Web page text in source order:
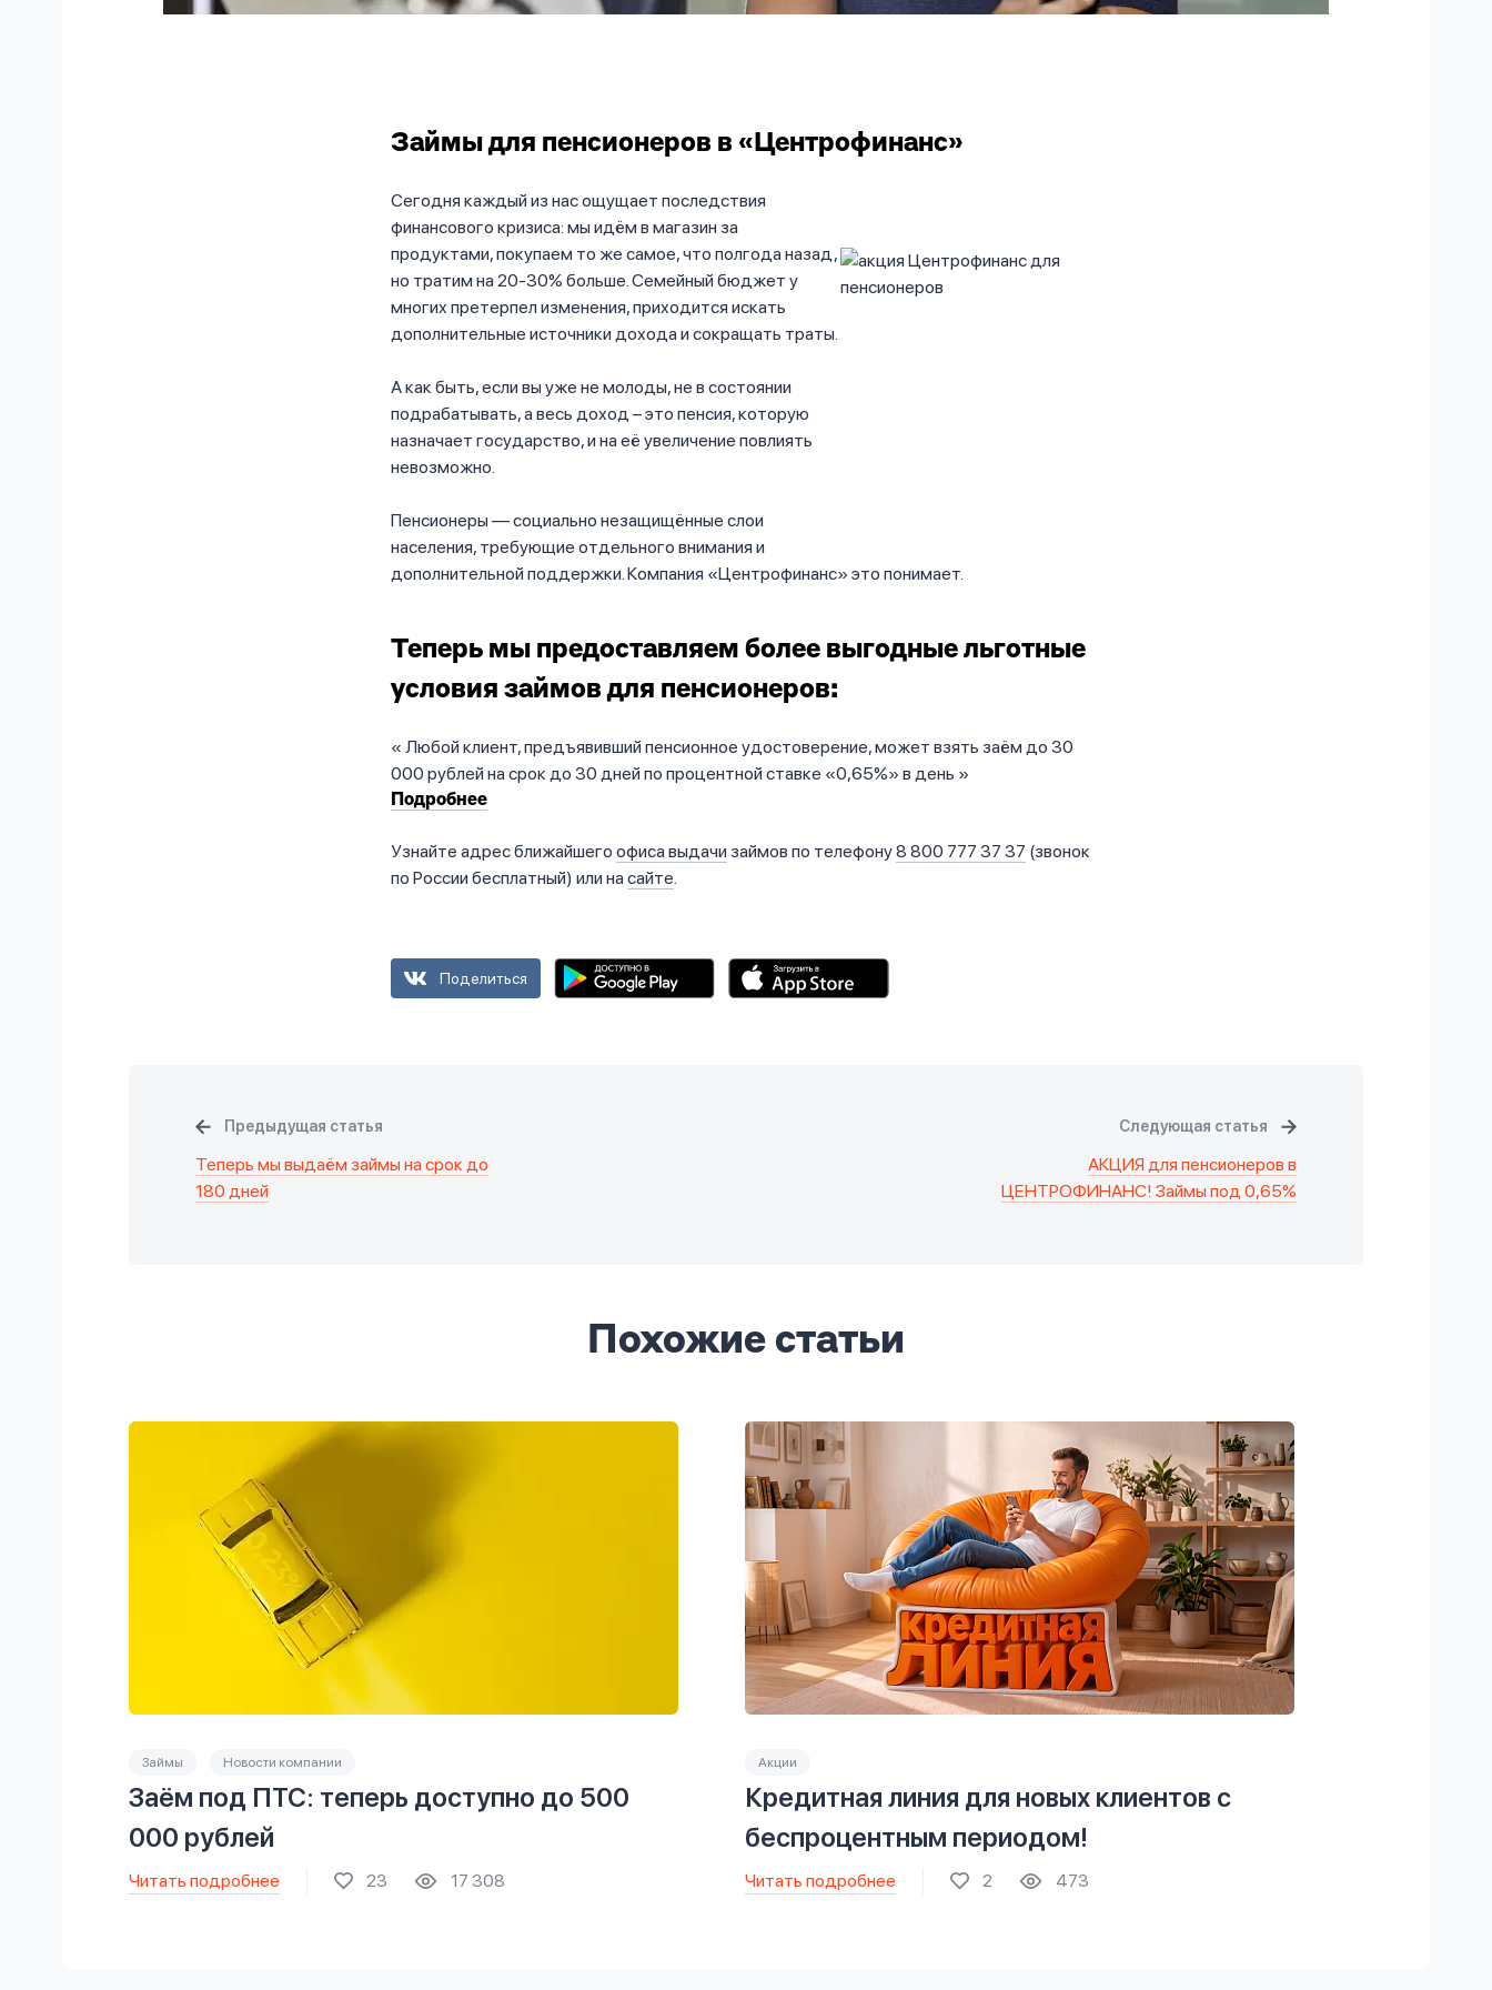
Займы для пенсионеров в «Центрофинанс»
Сегодня каждый из нас ощущает последствия
финансового кризиса: мы идём в магазин за
продуктами, покупаем то же самое, что полгода назад,
но тратим на 20-30% больше. Семейный бюджет у
многих претерпел изменения, приходится искать
дополнительные источники дохода и сокращать траты.
А как быть, если вы уже не молоды, не в состоянии
подрабатывать, а весь доход – это пенсия, которую
назначает государство, и на её увеличение повлиять
невозможно.
Пенсионеры — социально незащищённые слои
населения, требующие отдельного внимания и
дополнительной поддержки. Компания «Центрофинанс» это понимает.
Теперь мы предоставляем более выгодные льготные
условия займов для пенсионеров:
Любой клиент, предъявивший пенсионное удостоверение, может взять заём до 30
000 рублей на срок до 30 дней по процентной ставке «0,65%» в день
Подробнее
Узнайте адрес ближайшего офиса выдачи займов по телефону8 800 777 37 37 (звонок
по России бесплатный) или на сайте.
Поделиться
Предыдущая статья
Теперь мы выдаём займы на срок до
180 дней
Следующая статья
АКЦИЯ для пенсионеров в
ЦЕНТРОФИНАНС! Займы под 0,65%
Похожие статьи
Займы Новости компании
Заём под ПТС: теперь доступно до 500
000 рублей
Читать подробнее 23 17 308
Акции
Кредитная линия для новых клиентов с
беспроцентным периодом!
Читать подробнее 2 473